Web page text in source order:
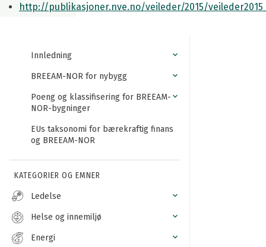
http://publikasjoner.nve.no/veileder/2015/
Innledning
BREEAM-NOR for nybygg
Poeng og klassifisering for BREEAM-
NOR-bygninger
EUs taksonomi for bærekraftig finans
og BREEAM-NOR
KATEGORIER OG EMNER
Ledelse
Helse og innemiljø
Energi